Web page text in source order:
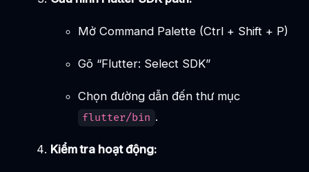
Mở Command Palette (Ctrl + Shift + P)
Gõ “Flutter: Select SDK”
Chọn đường dẫn đến thư mục
flutter/bin .
Kiểm tra hoạt động: